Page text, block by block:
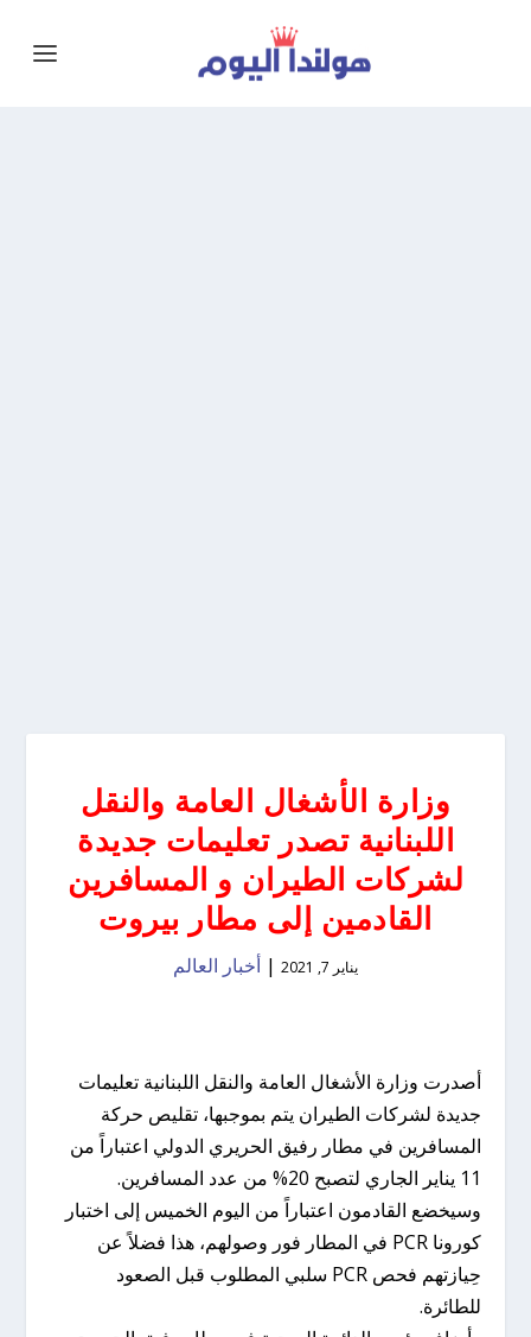
وزارة الأشغال العامة والنقل
اللبنانية تصدر تعليمات جديدة
لشركات الطيران و المسافرين
القادمين إلى مطار بيروت
يناير 7, 2021 | أخبار العالم
أصدرت وزارة الأشغال العامة والنقل اللبنانية تعليمات
جديدة لشركات الطيران يتم بموجبها، تقليص حركة
المسافرين في مطار رفيق الحريري الدولي اعتباراً من
11 يناير الجاري لتصبح 20% من عدد المسافرين.
وسيخضع القادمون اعتباراً من اليوم الخميس إلى اختبار
كورونا PCR في المطار فور وصولهم، هذا فضلاً عن
حِيازتهم فحص PCR سلبي المطلوب قبل الصعود
للطائرة.